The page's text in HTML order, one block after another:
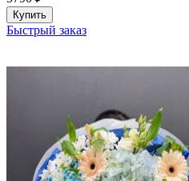
Купить
Быстрый заказ